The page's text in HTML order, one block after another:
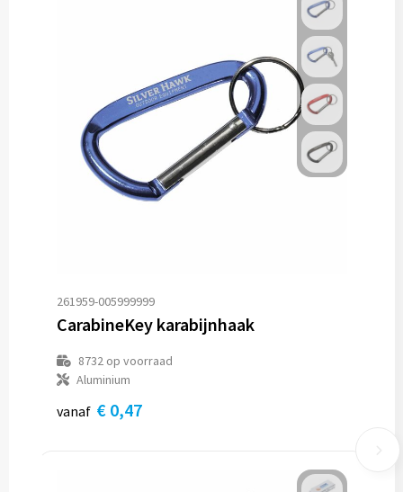
261959-005999999
CarabineKey karabijnhaak
8732op voorraad
Aluminium
vanaf € 0,47